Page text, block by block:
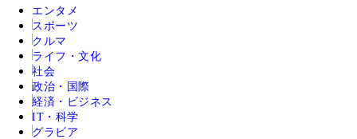
エンタメ
スポーツ
クルマ
ライフ・文化
社会
政治・国際
経済・ビジネス
IT・科学
グラビア